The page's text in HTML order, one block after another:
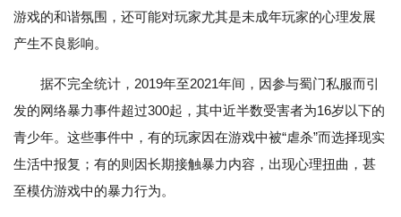
游戏的和谐氛围，还可能对玩家尤其是未成年玩家的心理发展
产生不良影响。
据不完全统计，2019年至2021年间，因参与蜀门私服而引
发的网络暴力事件超过300起，其中近半数受害者为16岁以下的
青少年。这些事件中，有的玩家因在游戏中被“虐杀”而选择现实
生活中报复；有的则因长期接触暴力内容，出现心理扭曲，甚
至模仿游戏中的暴力行为。